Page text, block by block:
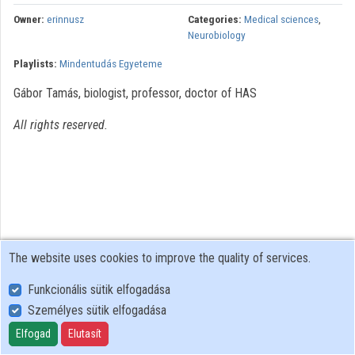
Contributors
Owner: erinnusz Categories: Medical sciences,
Neurobiology
Playlists: Mindentudás Egyeteme
Gábor Tamás, biologist, professor, doctor of HAS
All rights reserved.
User Policy
Adatkezelési tájékoztató (en)
Cookie Policy
The website uses cookies to improve the quality of services.
Funkcionális sütik elfogadása
Személyes sütik elfogadása
Elfogad Elutasít